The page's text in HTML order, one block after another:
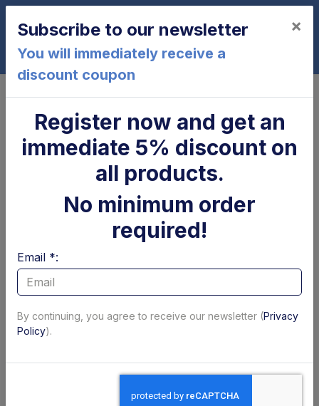
0
DFL500-48
Cilindro di
brandeggio Zepro
ZNU-75-110 (SA)
Code: 11711Z
+VAT
Parapolvere tubolare
x cilindro
sollevamento DLB 47
Code: 18202L
€ 60,05
Subscribe to our newsletter
You will immediately receive a
discount coupon
×
Register now and get an
immediate 5% discount on
all products.
No minimum order
required!
Email *:
By continuing, you agree to receive our newsletter (Privacy
Policy).